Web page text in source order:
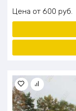
Цена 600 руб.